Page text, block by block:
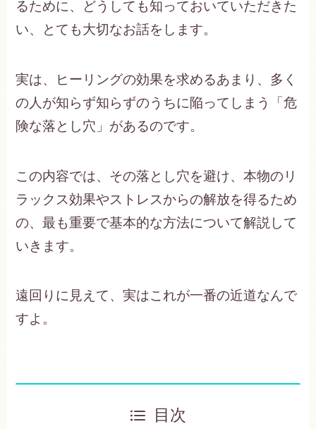
るために、どうしても知っておいていただきた
い、とても大切なお話をします。
実は、ヒーリングの効果を求めるあまり、多く
の人が知らず知らずのうちに陥ってしまう「危
険な落とし穴」があるのです。
この内容では、その落とし穴を避け、本物のリ
ラックス効果やストレスからの解放を得るため
の、最も重要で基本的な方法について解説して
いきます。
遠回りに見えて、実はこれが一番の近道なんで
すよ。
目次